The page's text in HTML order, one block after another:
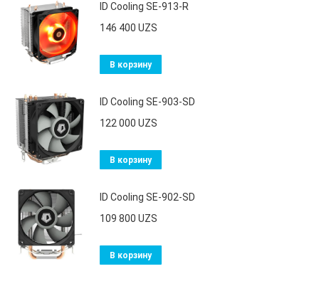
ID Cooling SE-913-R
146 400 UZS
В корзину
ID Cooling SE-903-SD
122 000 UZS
В корзину
ID Cooling SE-902-SD
109 800 UZS
В корзину